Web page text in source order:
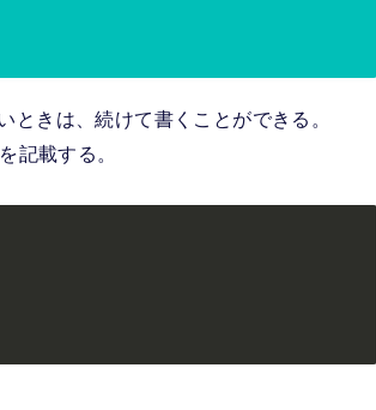
きは、続けて書くことができる。
記載する。